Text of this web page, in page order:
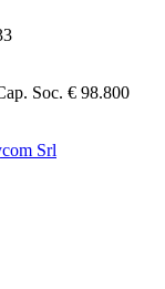
Soc. € 98.800
Srl